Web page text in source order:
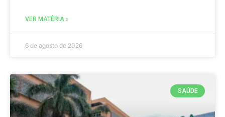
VER MATÉRIA »
6 de agosto de 2026
SAÚDE